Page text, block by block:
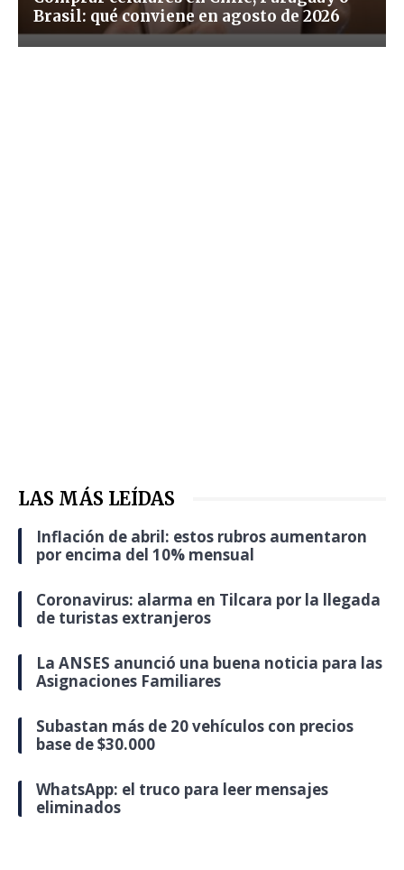
Brasil: qué conviene en agosto de 2026
LAS MÁS LEÍDAS
Inflación de abril: estos rubros aumentaron
por encima del 10% mensual
Coronavirus: alarma en Tilcara por la llegada
de turistas extranjeros
La ANSES anunció una buena noticia para las
Asignaciones Familiares
Subastan más de 20 vehículos con precios
base de $30.000
WhatsApp: el truco para leer mensajes
eliminados